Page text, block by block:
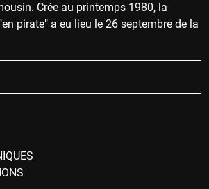
Crée au printemps 1980, la
pirate" a eu lieu le 26 septembre de la